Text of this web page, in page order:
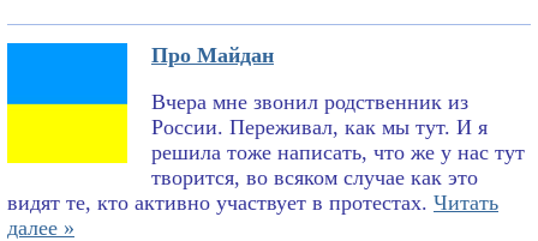
Про Майдан
Вчера мне звонил родственник из
России. Переживал, как мы тут. И я
решила тоже написать, что же у нас тут
творится, во всяком случае как это
видят те, кто активно участвует в протестах. Читать
далее »